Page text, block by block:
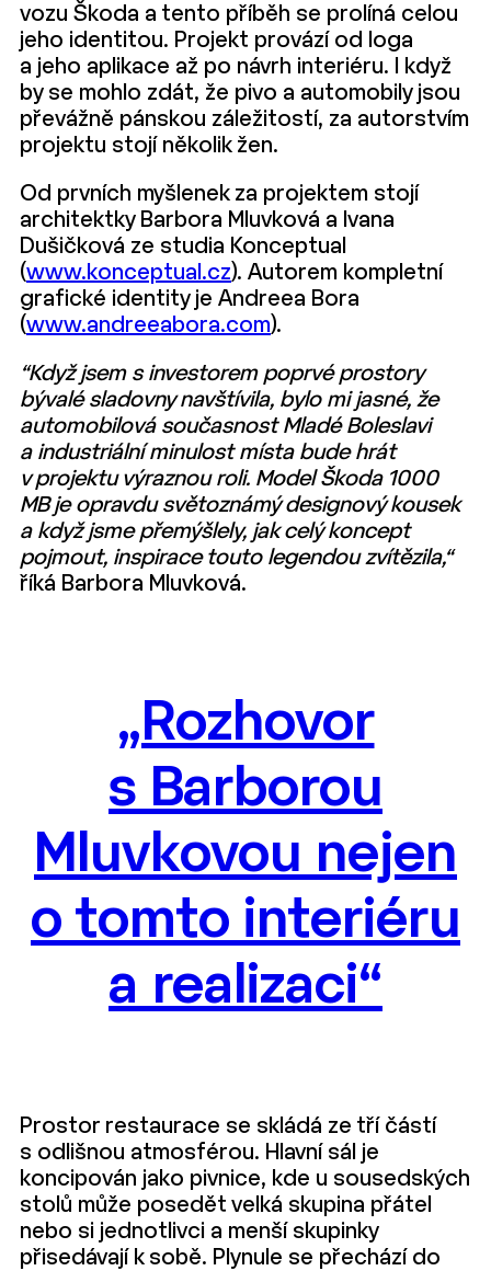
vozu Škoda a tento příběh se prolíná celou
jeho identitou. Projekt provází od loga
a jeho aplikace až po návrh interiéru. I když
by se mohlo zdát, že pivo a automobily jsou
převážně pánskou záležitostí, za autorstvím
projektu stojí několik žen.
Od prvních myšlenek za projektem stojí
architektky Barbora Mluvková a Ivana
Dušičková ze studia Konceptual
(www.konceptual.cz). Autorem kompletní
grafické identity je Andreea Bora
(www.andreeabora.com).
“Když jsem s investorem poprvé prostory
bývalé sladovny navštívila, bylo mi jasné, že
automobilová současnost Mladé Boleslavi
a industriální minulost místa bude hrát
v projektu výraznou roli. Model Škoda 1000
MB je opravdu světoznámý designový kousek
a když jsme přemýšlely, jak celý koncept
pojmout, inspirace touto legendou zvítězila,“
říká Barbora Mluvková.
„Rozhovor
s Barborou
Mluvkovou nejen
o tomto interiéru
a realizaci“
Prostor restaurace se skládá ze tří částí
s odlišnou atmosférou. Hlavní sál je
koncipován jako pivnice, kde u sousedských
stolů může posedět velká skupina přátel
nebo si jednotlivci a menší skupinky
přisedávají k sobě. Plynule se přechází do